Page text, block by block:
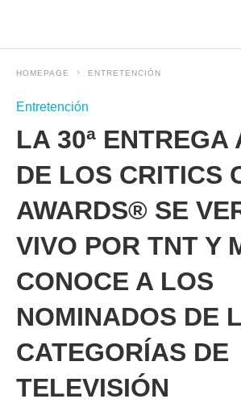
HOMEPAGE ENTRETENCIÓN
Entretención
LA 30ª ENTREGA
DE LOS CRITICS
AWARDS® SE
VIVO POR TNT Y
CONOCE A LOS
NOMINADOS DE
CATEGORÍAS DE
TELEVISIÓN